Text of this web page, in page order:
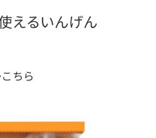
えるいんげん
ちら